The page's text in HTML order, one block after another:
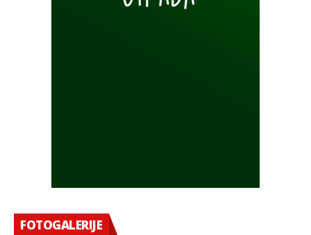
FOTOGALERIJE